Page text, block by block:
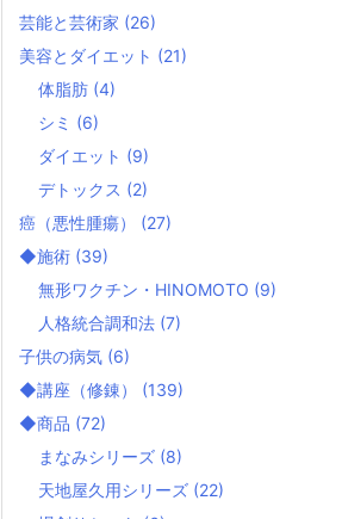
芸能と芸術家 (26)
美容とダイエット (21)
体脂肪 (4)
シミ (6)
ダイエット (9)
デトックス (2)
癌（悪性腫瘍） (27)
◆施術 (39)
無形ワクチン・HINOMOTO (9)
人格統合調和法 (7)
子供の病気 (6)
◆講座（修錬） (139)
◆商品 (72)
まなみシリーズ (8)
天地屋久用シリーズ (22)